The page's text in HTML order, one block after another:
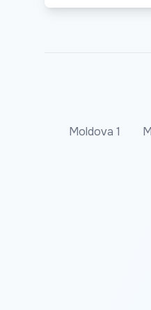
Moldova 1